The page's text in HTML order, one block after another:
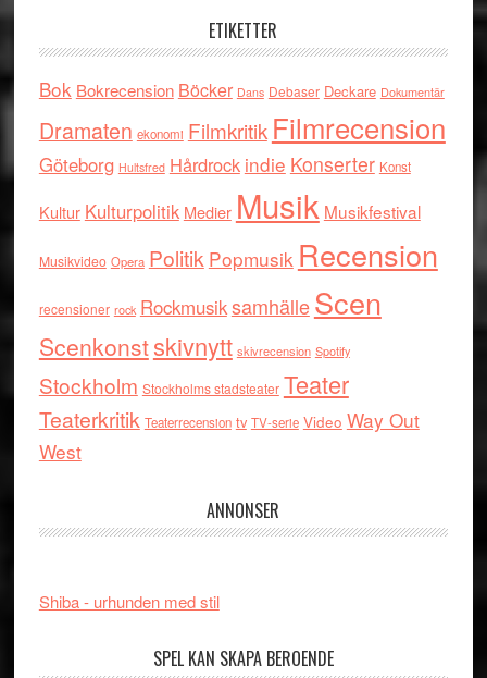
ETIKETTER
Bok Bokrecension Böcker Dans Debaser Deckare Dokumentär
Dramaten ekonomi Filmkritik Filmrecension
Göteborg Hultsfred Hårdrock indie Konserter Konst
Kultur Kulturpolitik Medier Musik Musikfestival
Musikvideo Opera Politik Popmusik Recension
recensioner rock RockmusiksamhälleScen
Scenkonstskivnytt skivrecension Spotify
Stockholm Stockholms stadsteater Teater
Teaterkritik Teaterrecension tv TV-serie Video Way Out
West
ANNONSER
Shiba - urhunden med stil
SPEL KAN SKAPA BEROENDE